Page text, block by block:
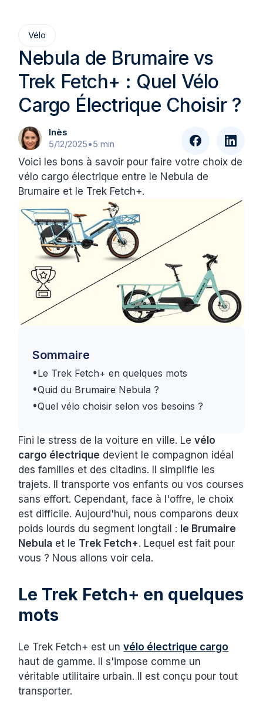
Vélo
Nebula de Brumaire vs
Trek Fetch+ : Quel Vélo
Cargo Électrique Choisir ?
Inès
5/12/2025•5 min
Voici les bons à savoir pour faire votre choix de
vélo cargo électrique entre le Nebula de
Brumaire et le Trek Fetch+.
Sommaire
•Le Trek Fetch+ en quelques mots
•Quid du Brumaire Nebula ?
•Quel vélo choisir selon vos besoins ?
Fini le stress de la voiture en ville. Levélo
cargo électrique devient le compagnon idéal
des familles et des citadins. Il simplifie les
trajets. Il transporte vos enfants ou vos courses
sans effort. Cependant, face à l'offre, le choix
est difficile. Aujourd'hui, nous comparons deux
poids lourds du segment longtail : le Brumaire
Nebula et le Trek Fetch+. Lequel est fait pour
vous ? Nous allons voir cela.
Le Trek Fetch+ en quelques
mots
Le Trek Fetch+ est unvélo électrique cargo
haut de gamme. Il s'impose comme un
véritable utilitaire urbain. Il est conçu pour tout
transporter.